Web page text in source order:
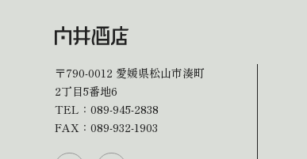
〒790-0012 愛媛県松山市湊町
2丁目5番地6
TEL： 089-945-2838
FAX：089-932-1903